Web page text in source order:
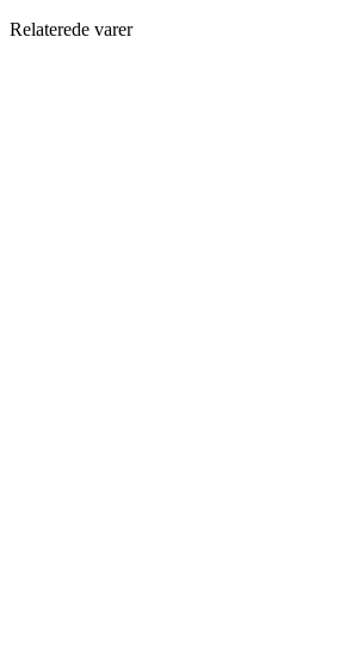
Relaterede varer